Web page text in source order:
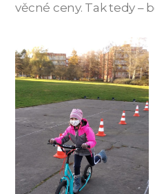
věcné ceny. Tak tedy –